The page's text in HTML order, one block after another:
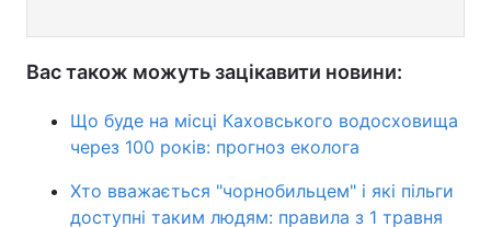
Вас також можуть зацікавити новини:
Що буде на місці Каховського водосховища
через 100 років: прогноз еколога
Хто вважається "чорнобильцем" і які пільги
доступні таким людям: правила з 1 травня